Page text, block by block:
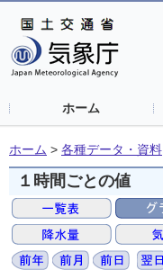
ホーム
ホーム > 各種データ・資料
１時間ごとの値